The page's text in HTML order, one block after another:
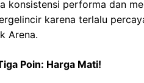
konsistensi performa dan
karena terlalu
Arena.
Poin: Harga Mati!